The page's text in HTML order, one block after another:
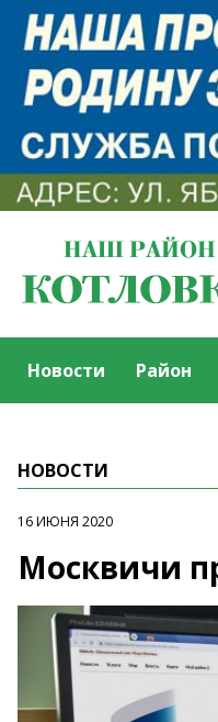
Новости Район
НОВОСТИ
16 ИЮНЯ 2020
Москвичи